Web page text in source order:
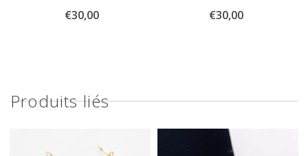
€30,00 €30,00
Produits liés